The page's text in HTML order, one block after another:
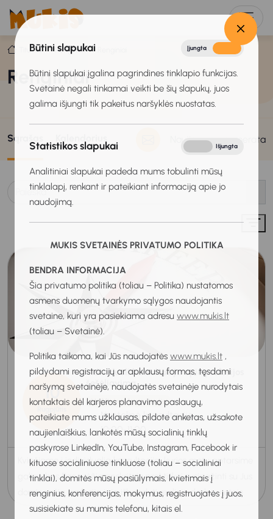
Būtini slapukai Įjungta
Būtini slapukai įgalina pagrindines tinklapio funkcijas.
Svetainė negali tinkamai veikti be šių slapukų, juos
galima išjungti tik pakeitus naršyklės nuostatas.
Statistikos slapukai Išjungta
Analitiniai slapukai padeda mums tobulinti mūsų
tinklalapį, renkant ir pateikiant informaciją apie jo
naudojimą.
MUKIS SVETAINĖS PRIVATUMO POLITIKA
BENDRA INFORMACIJA
Šia privatumo politika (toliau – Politika) nustatomos
asmens duomenų tvarkymo sąlygos naudojantis
svetaine, kuri yra pasiekiama adresu www.mukis.lt
(toliau – Svetainė).
Politika taikoma, kai Jūs naudojatės www.mukis.lt ,
pildydami registracijų ar apklausų formas, tęsdami
naršymą svetainėje, naudojatės svetainėje nurodytais
kontaktais dėl karjeros planavimo paslaugų,
pateikiate mums užklausas, pildote anketas, užsakote
naujienlaiškius, lankotės mūsų socialinių tinklų
paskyrose LinkedIn, YouTube, Instagram, Facebook ir
kituose socialiniuose tinkluose (toliau – socialiniai
tinklai), domitės mūsų pasiūlymais, kvietimais į
renginius, konferencijas, mokymus, registruojatės į juos,
susisiekiate su mumis telefonu, kitais el.
Titulinis Renginiai
Renginiai
Sąrašas Naujienų prenumerata
10
2026
Individuali konsultacija apie profesijos
šešėliavimą
Veiklinimo konsultacija
Nuotolinė konsultacija
10:00-11:00
Kviečiame į individualią konsultaciją, kurios metu aptarsime
galimybes Panevėžio apskrityje praktiškai susipažinti su Jus
dominančia profesija ir ją išbandyti realioje darbo vietoje.